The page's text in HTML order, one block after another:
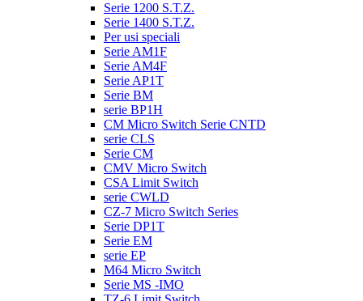
Serie 1200 S.T.Z.
Serie 1400 S.T.Z.
Per usi speciali
Serie AM1F
Serie AM4F
Serie AP1T
Serie BM
serie BP1H
CM Micro Switch Serie CNTD
serie CLS
Serie CM
CMV Micro Switch
CSA Limit Switch
serie CWLD
CZ-7 Micro Switch Series
Serie DP1T
Serie EM
serie EP
M64 Micro Switch
Serie MS -IMO